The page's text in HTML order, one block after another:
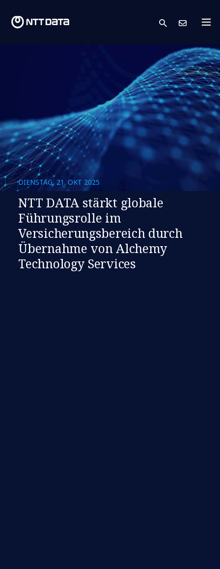
search
DIENSTAG, 21. OKT 2025
NTT DATA stärkt globale
Führungsrolle im
Versicherungsbereich durch
Übernahme von Alchemy
Technology Services